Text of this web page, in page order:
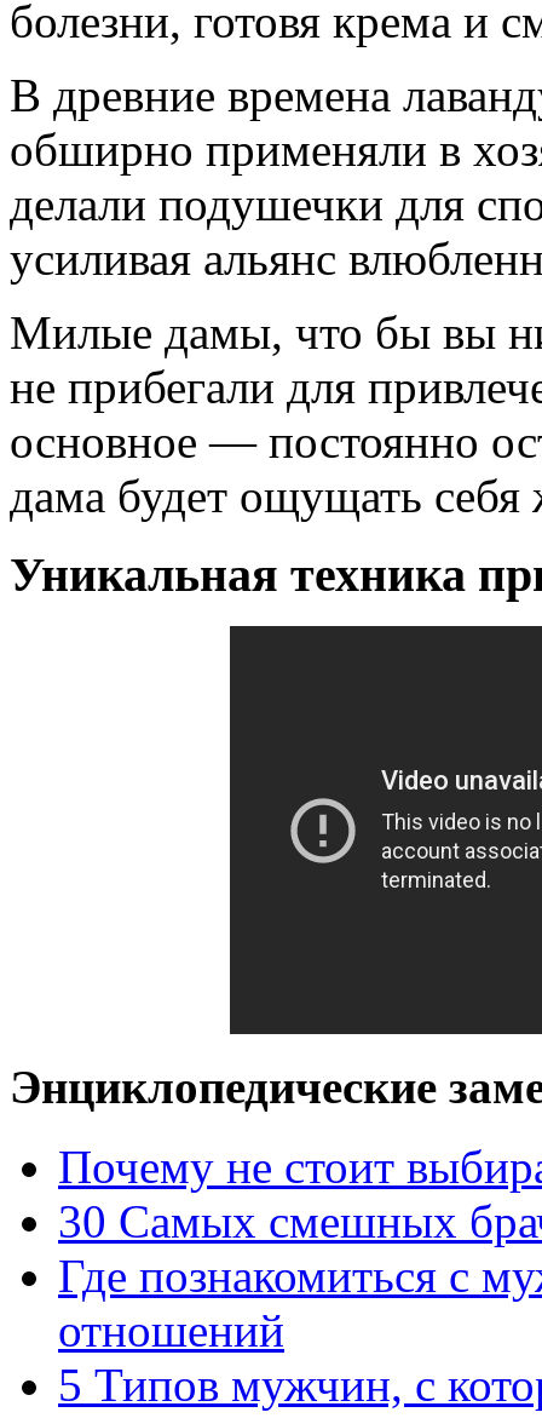
болезни, готовя крема и
В древние времена
обширно применяли в
делали подушечки для
усиливая альянс
Милые дамы, что бы вы
не прибегали для
основное — постоянно
дама будет ощущать
Уникальная техника
Энциклопедические
Почему не стоит
30 Самых смешных
Где познакомиться с
отношений
5 Типов мужчин, с